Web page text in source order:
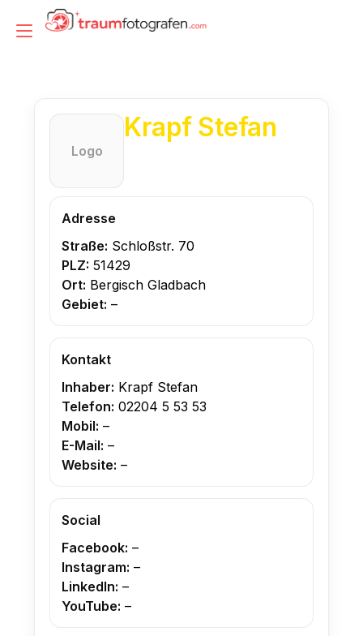
InhaltNavigation
Logo
Krapf Stefan
Adresse
Straße: Schloßstr. 70
PLZ: 51429
Ort: Bergisch Gladbach
Gebiet: –
Kontakt
Inhaber: Krapf Stefan
Telefon: 02204 5 53 53
Mobil: –
E-Mail: –
Website: –
Social
Facebook: –
Instagram: –
LinkedIn: –
YouTube: –